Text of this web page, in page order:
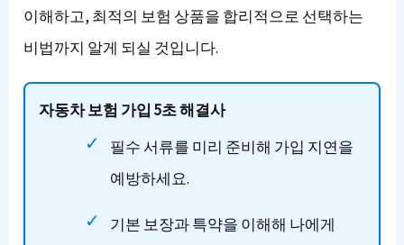
이해하고, 최적의 보험 상품을 합리적으로 선택하는
비법까지 알게 되실 것입니다.
자동차 보험 가입 5초 해결사
필수 서류를 미리 준비해 가입 지연을
예방하세요.
기본 보장과 특약을 이해해 나에게